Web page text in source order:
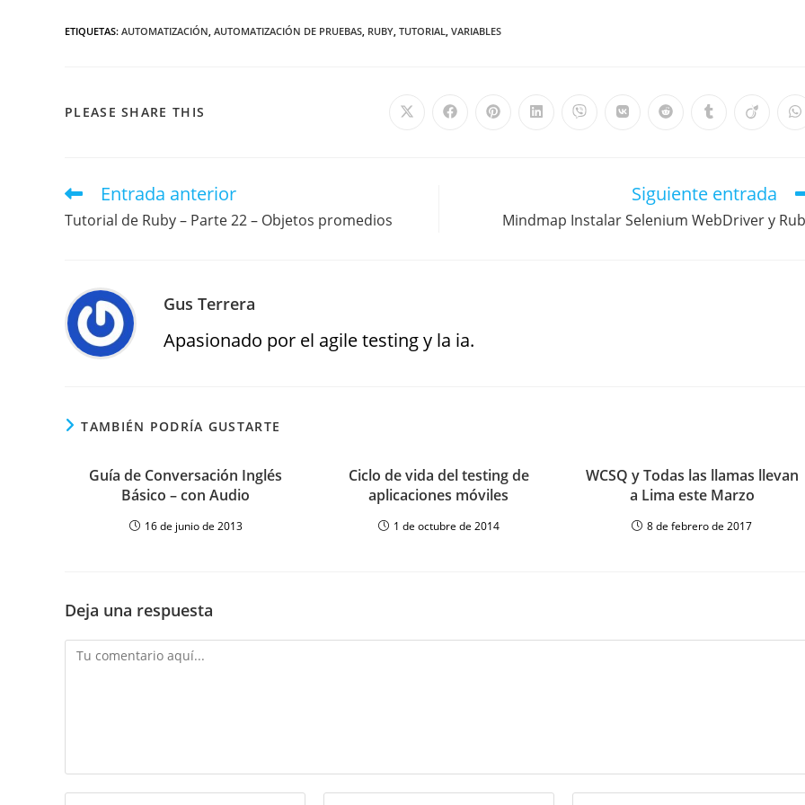
ETIQUETAS: AUTOMATIZACIÓN, AUTOMATIZACIÓN DE PRUEBAS, RUBY, TUTORIAL, VARIABLES
PLEASE SHARE THIS
Entrada anterior
Tutorial de Ruby – Parte 22 – Objetos promedios
Siguiente entrada
Mindmap Instalar Selenium WebDriver y
Gus Terrera
Apasionado por el agile testing y la ia.
TAMBIÉN PODRÍA GUSTARTE
Guía de Conversación Inglés
Básico – con Audio
16 de junio de 2013
Ciclo de vida del testing de
aplicaciones móviles
1 de octubre de 2014
WCSQ y Todas las llamas llevan
a Lima este Marzo
8 de febrero de 2017
Deja una respuesta